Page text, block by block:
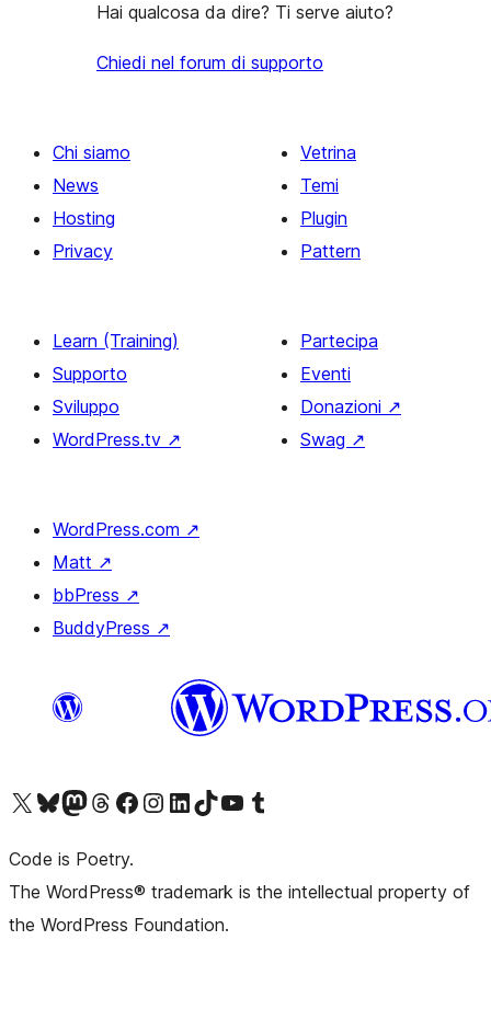
Hai qualcosa da dire? Ti serve aiuto?
Chiedi nel forum di supporto
Chi siamo
News
Hosting
Privacy
Vetrina
Temi
Plugin
Pattern
Learn (Training)
Supporto
Sviluppo
WordPress.tv ↗
Partecipa
Eventi
Donazioni ↗
Swag ↗
WordPress.com ↗
Matt ↗
bbPress ↗
BuddyPress ↗
Visita il nostro account X (ex Twitter)
Visita il nostro account Bluesky
Visita il nostro account Mastodon
Visita il nostro account Threads
Visita la nostra pagina Facebook
Visita il nostro account Instagram
Visita il nostro account LinkedIn
Visita il nostro account TikTok
Visita il nostro canale YouTube
Visita il nostro account Tumblr
Code is Poetry.
The WordPress® trademark is the intellectual property of
the WordPress Foundation.